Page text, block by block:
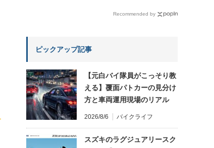
Recommended by
ピックアップ記事
【元白バイ隊員がこっそり教
える】覆面パトカーの見分け
方と車両運用現場のリアル
2026/8/6 バイクライフ
スズキのラグジュアリースク